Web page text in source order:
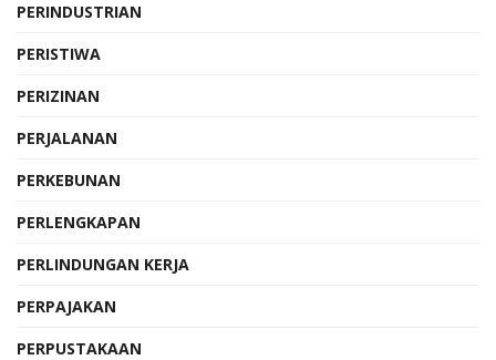
PERINDUSTRIAN
PERISTIWA
PERIZINAN
PERJALANAN
PERKEBUNAN
PERLENGKAPAN
PERLINDUNGAN KERJA
PERPAJAKAN
PERPUSTAKAAN